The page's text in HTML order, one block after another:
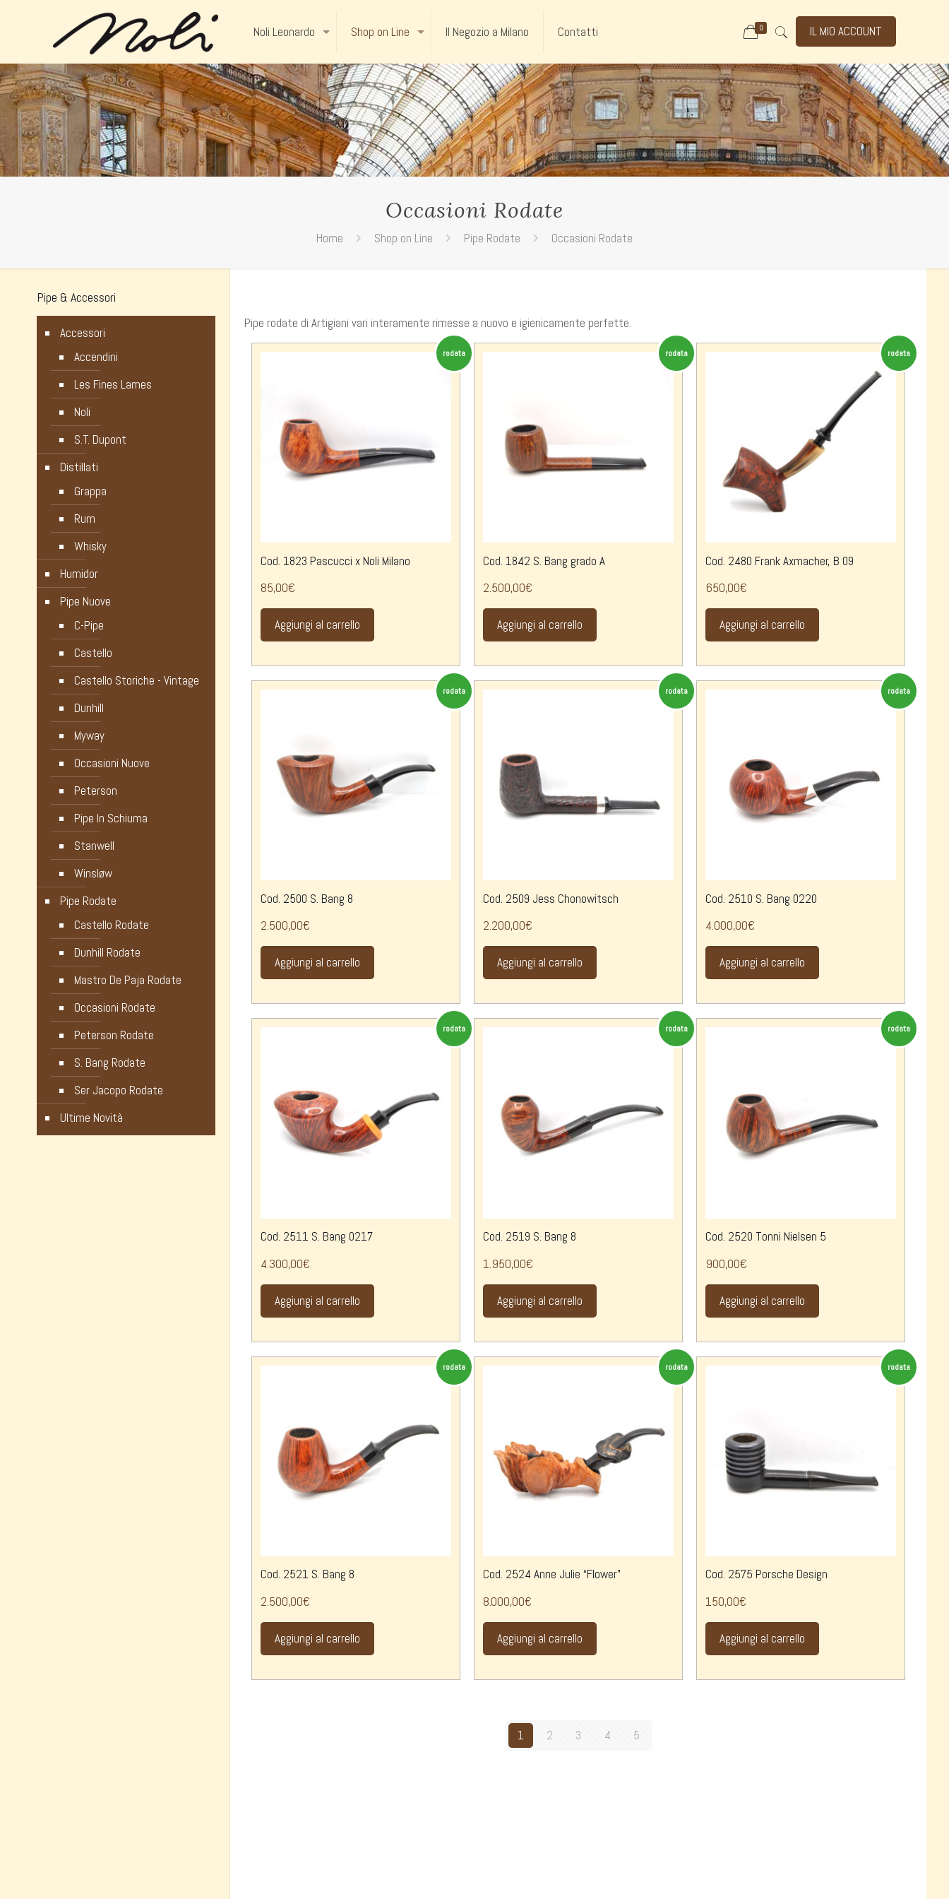
Noli Leonardo Shop on Line Il Negozio a Milano Contatti 0 IL MIO ACCOUNT
Occasioni Rodate
Home Shop on Line Pipe Rodate Occasioni Rodate
Pipe rodate di Artigiani vari interamente rimesse a nuovo e igienicamente perfette.
rodata
Cod. 1823 Pascucci x Noli Milano
85,00€
Aggiungi al carrello
rodata
Cod. 1842 S. Bang grado A
2.500,00€
Aggiungi al carrello
rodata
Cod. 2480 Frank Axmacher, B 09
650,00€
Aggiungi al carrello
rodata
Cod. 2500 S. Bang 8
2.500,00€
Aggiungi al carrello
rodata
Cod. 2509 Jess Chonowitsch
2.200,00€
Aggiungi al carrello
rodata
Cod. 2510 S. Bang 0220
4.000,00€
Aggiungi al carrello
rodata
Cod. 2511 S. Bang 0217
4.300,00€
Aggiungi al carrello
rodata
Cod. 2519 S. Bang 8
1.950,00€
Aggiungi al carrello
rodata
Cod. 2520 Tonni Nielsen 5
900,00€
Aggiungi al carrello
rodata
Cod. 2521 S. Bang 8
2.500,00€
Aggiungi al carrello
rodata
Cod. 2524 Anne Julie “Flower”
8.000,00€
Aggiungi al carrello
rodata
Cod. 2575 Porsche Design
150,00€
Aggiungi al carrello
1 2 3 4 5
Pipe & Accessori
Accessori
Accendini
Les Fines Lames
Noli
S.T. Dupont
Distillati
Grappa
Rum
Whisky
Humidor
Pipe Nuove
C-Pipe
Castello
Castello Storiche - Vintage
Dunhill
Myway
Occasioni Nuove
Peterson
Pipe In Schiuma
Stanwell
Winsløw
Pipe Rodate
Castello Rodate
Dunhill Rodate
Mastro De Paja Rodate
Occasioni Rodate
Peterson Rodate
S. Bang Rodate
Ser Jacopo Rodate
Ultime Novità